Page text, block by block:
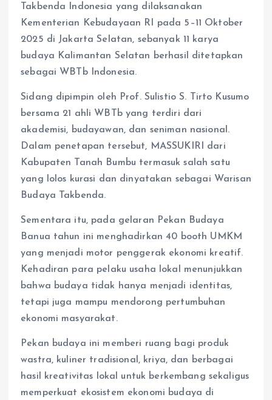
Takbenda Indonesia yang dilaksanakan
Kementerian Kebudayaan RI pada 5–11 Oktober
2025 di Jakarta Selatan, sebanyak 11 karya
budaya Kalimantan Selatan berhasil ditetapkan
sebagai WBTb Indonesia.
Sidang dipimpin oleh Prof. Sulistio S. Tirto Kusumo
bersama 21 ahli WBTb yang terdiri dari
akademisi, budayawan, dan seniman nasional.
Dalam penetapan tersebut, MASSUKIRI dari
Kabupaten Tanah Bumbu termasuk salah satu
yang lolos kurasi dan dinyatakan sebagai Warisan
Budaya Takbenda.
Sementara itu, pada gelaran Pekan Budaya
Banua tahun ini menghadirkan 40 booth UMKM
yang menjadi motor penggerak ekonomi kreatif.
Kehadiran para pelaku usaha lokal menunjukkan
bahwa budaya tidak hanya menjadi identitas,
tetapi juga mampu mendorong pertumbuhan
ekonomi masyarakat.
Pekan budaya ini memberi ruang bagi produk
wastra, kuliner tradisional, kriya, dan berbagai
hasil kreativitas lokal untuk berkembang sekaligus
memperkuat ekosistem ekonomi budaya di